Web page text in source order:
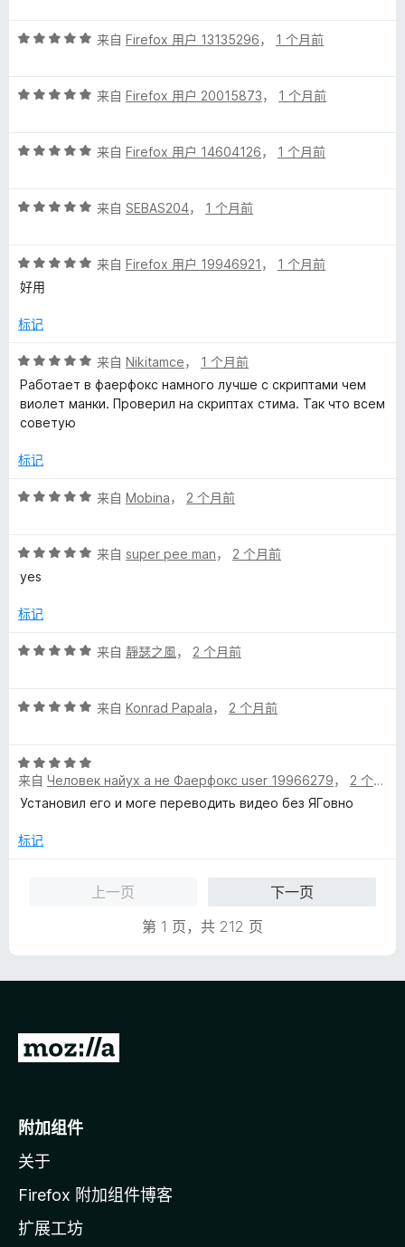
/评
/
来自 Firefox 用户 13135296， 1 个月前
评
/
来自 Firefox 用户 20015873， 1 个月前
评
/
来自 Firefox 用户 14604126， 1 个月前
评
/
5
来自 SEBAS204， 1 个月前
评
分
/
来自 Firefox 用户 19946921 ， 1 个月前
好用
标记
评
分
5
/
来自 Nikitamce， 1 个月前
Работает в фаерфокс намного лучше с скриптами чем
виолет манки. Проверил на скриптах стима. Так что всем
советую
标记
评
/
5
来自 Mobina， 2 个月前
评
分
/
来自 super pee man， 2 个月前
yes
标记
评
/
来自 靜瑟之風 ， 2 个月前
评
/
5
来自 Konrad Papala， 2 个月前
评
分
5
5
来自 Человек найух а не Фаерфокс user 19966279， 2 个月前
Установил его и моге переводить видео без ЯГовно
标记
上一页
下一页
第 1 页，共 212 页
转
o
i
l
a
附加组件
关于
Firefox 附加组件博客
扩展工坊